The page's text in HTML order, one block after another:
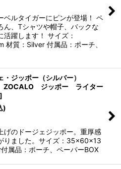
ベルタイガーにピンが登場！ ペ
ん、Tシャツや帽子、バックな
活躍します！ サイズ：
材質：Silver 付属品：ポーチ、
ジッポー（シルバー）
ジッポー ライター
]
)
げのドージェジッポー。重厚感
りました。サイズ：35×60×13
属品：ポーチ、ペーパーBOX